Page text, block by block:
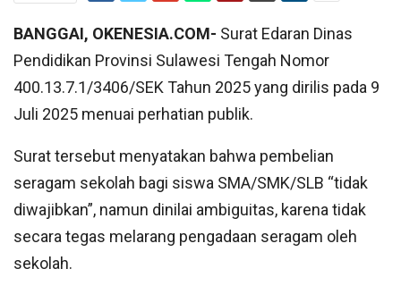
BANGGAI, OKENESIA.COM- Surat Edaran Dinas
Pendidikan Provinsi Sulawesi Tengah Nomor
400.13.7.1/3406/SEK Tahun 2025 yang dirilis pada 9
Juli 2025 menuai perhatian publik.
Surat tersebut menyatakan bahwa pembelian
seragam sekolah bagi siswa SMA/SMK/SLB “tidak
diwajibkan”, namun dinilai ambiguitas, karena tidak
secara tegas melarang pengadaan seragam oleh
sekolah.